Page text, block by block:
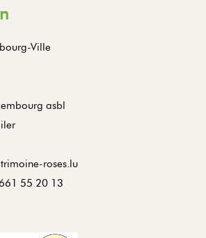
Ville
asbl
roses.lu
55 20 13